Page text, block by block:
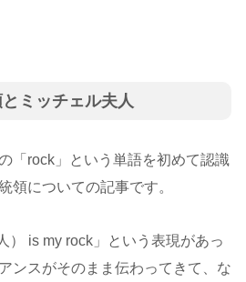
ミッチェル夫人
「rock」という単語を初めて認識
領についての記事です。
） is my rock」という表現があっ
ンスがそのまま伝わってきて、な